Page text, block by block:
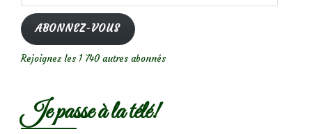
e-
mail
ABONNEZ-VOUS
Rejoignez les 1 740 autres abonnés
Je passe à la télé!